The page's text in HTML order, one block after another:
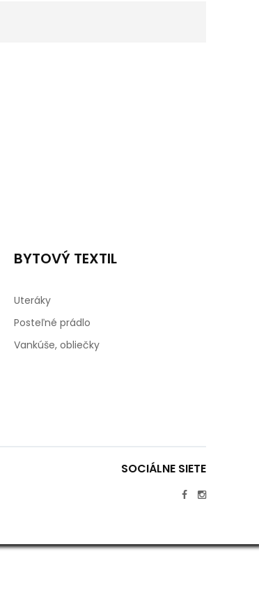
BYTOVÝ TEXTIL
Uteráky
Posteľné prádlo
Vankúše, obliečky
SOCIÁLNE SIETE